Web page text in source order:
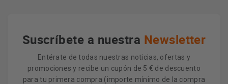
Suscríbete a nuestra Newsletter
Entérate de todas nuestras noticias, ofertas y
promociones y recibe un cupón de 5 € de descuento
para tu primera compra (importe mínimo de la compra